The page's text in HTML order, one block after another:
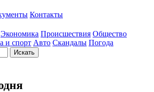
Контакты
Экономика Происшествия Общество
и спорт Авто Скандалы Погода